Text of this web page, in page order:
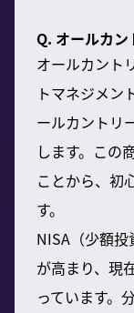
Q. オールカ
オールカント
トマネジメン
ールカントリ
します。この
ことから、初
す。
NISA（少額
が高まり、現
っています。